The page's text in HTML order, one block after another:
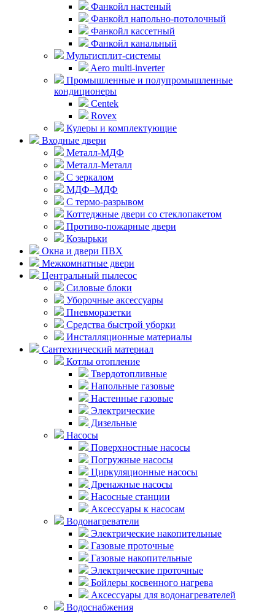
Фанкойл настеный
Фанкойл напольно-потолочный
Фанкойл кассетный
Фанкойл канальный
Мультисплит-системы
Aero multi-inverter
Промышленные и полупромышленные
кондиционеры
Centek
Rovex
Кулеры и комплектующие
Входные двери
Металл-МДФ
Металл-Металл
С зеркалом
МДФ–МДФ
С термо-разрывом
Коттеджные двери со стеклопакетом
Противо-пожарные двери
Козырьки
Окна и двери ПВХ
Межкомнатные двери
Центральный пылесос
Силовые блоки
Уборочные аксессуары
Пневморазетки
Средства быстрой уборки
Инсталляционные материалы
Сантехнический материал
Котлы отопление
Твердотопливные
Напольные газовые
Настенные газовые
Электрические
Дизельные
Насосы
Поверхностные насосы
Погружные насосы
Циркуляционные насосы
Дренажные насосы
Насосные станции
Аксессуары к насосам
Водонагреватели
Электрические накопительные
Газовые проточные
Газовые накопительные
Электрические проточные
Бойлеры косвенного нагрева
Аксессуары для водонагревателей
Водоснабжения